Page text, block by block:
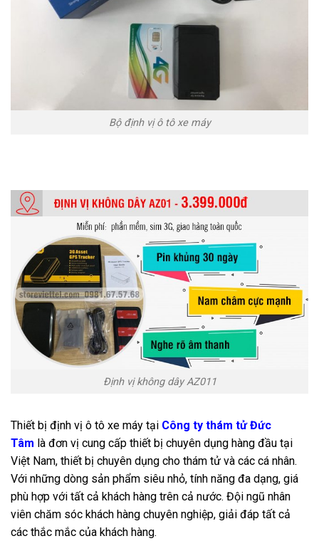
Bộ định vị ô tô xe máy
Định vị không dây AZ011
Thiết bị định vị ô tô xe máy tại Công ty thám tử Đức
Tâm là đơn vị cung cấp thiết bị chuyên dụng hàng đầu tại
Việt Nam, thiết bị chuyên dụng cho thám tử và các cá nhân.
Với những dòng sản phẩm siêu nhỏ, tính năng đa dạng, giá
phù hợp với tất cả khách hàng trên cả nước. Đội ngũ nhân
viên chăm sóc khách hàng chuyên nghiệp, giải đáp tất cả
các thắc mắc của khách hàng.